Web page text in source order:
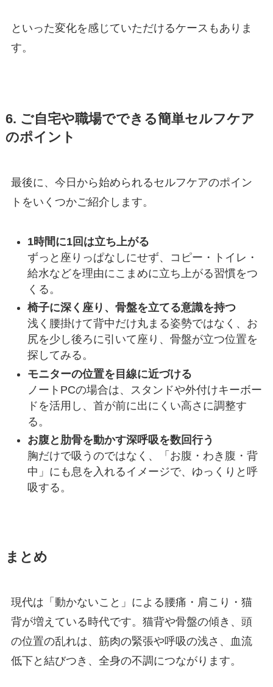
といった変化を感じていただけるケースもありま
す。
6. ご自宅や職場でできる簡単セルフケア
のポイント
最後に、今日から始められるセルフケアのポイン
トをいくつかご紹介します。
1時間に1回は立ち上がる
ずっと座りっぱなしにせず、コピー・トイレ・
給水などを理由にこまめに立ち上がる習慣をつ
くる。
椅子に深く座り、骨盤を立てる意識を持つ
浅く腰掛けて背中だけ丸まる姿勢ではなく、お
尻を少し後ろに引いて座り、骨盤が立つ位置を
探してみる。
モニターの位置を目線に近づける
ノートPCの場合は、スタンドや外付けキーボー
ドを活用し、首が前に出にくい高さに調整す
る。
お腹と肋骨を動かす深呼吸を数回行う
胸だけで吸うのではなく、「お腹・わき腹・背
中」にも息を入れるイメージで、ゆっくりと呼
吸する。
まとめ
現代は「動かないこと」による腰痛・肩こり・猫
背が増えている時代です。猫背や骨盤の傾き、頭
の位置の乱れは、筋肉の緊張や呼吸の浅さ、血流
低下と結びつき、全身の不調につながります。